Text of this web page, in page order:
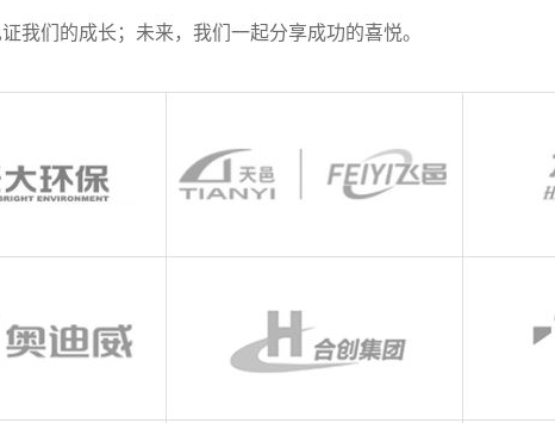
我们的成长；未来，我们一起分享成功的喜悦。